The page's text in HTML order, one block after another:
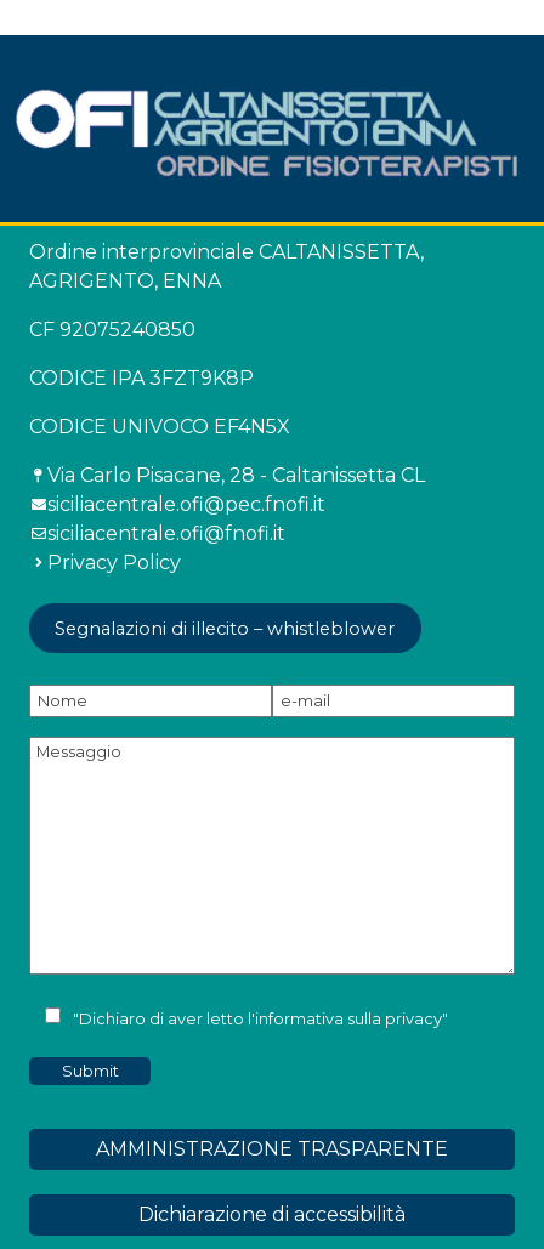
Ordine interprovinciale CALTANISSETTA,
AGRIGENTO, ENNA
CF 92075240850
CODICE IPA 3FZT9K8P
CODICE UNIVOCO EF4N5X
Via Carlo Pisacane, 28 - Caltanissetta CL
siciliacentrale.ofi@pec.fnofi.it
siciliacentrale.ofi@fnofi.it
Privacy Policy
Segnalazioni di illecito – whistleblower
"Dichiaro di aver letto l'informativa sulla privacy"
AMMINISTRAZIONE TRASPARENTE
Dichiarazione di accessibilità